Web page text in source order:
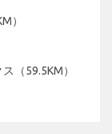
）
（59.5KM）